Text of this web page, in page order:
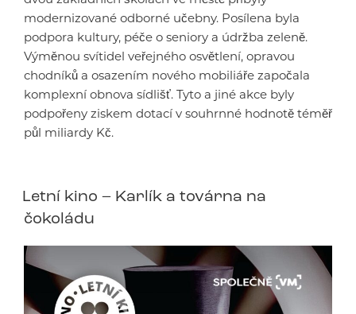
modernizované odborné učebny. Posílena byla
podpora kultury, péče o seniory a údržba zeleně.
Výměnou svítidel veřejného osvětlení, opravou
chodníků a osazením nového mobiliáře započala
komplexní obnova sídlišť. Tyto a jiné akce byly
podpořeny ziskem dotací v souhrnné hodnotě téměř
půl miliardy Kč.
Letní kino – Karlík a továrna na
čokoládu